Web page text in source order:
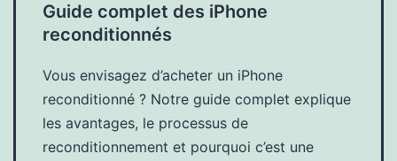
Guide complet des iPhone
reconditionnés
Vous envisagez d’acheter un iPhone
reconditionné ? Notre guide complet explique
les avantages, le processus de
reconditionnement et pourquoi c’est une